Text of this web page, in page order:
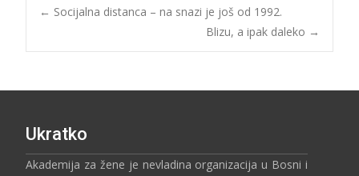
← Socijalna distanca – na snazi je još od 1992.
Blizu, a ipak daleko →
Ukratko
Akademija za žene je nevladina organizacija u Bosni i